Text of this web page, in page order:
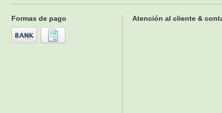
Formas de pago Atención al cliente &